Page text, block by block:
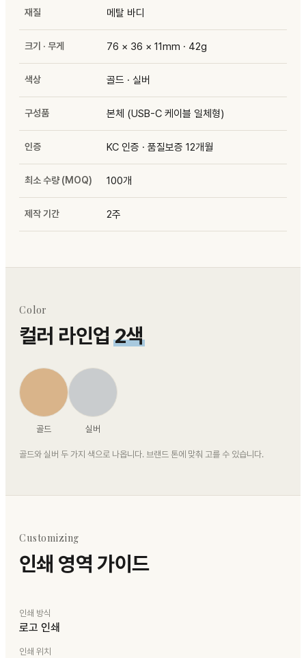
재질 메탈 바디
크기 · 무게 76 × 36 × 11mm · 42g
색상 골드 · 실버
구성품 본체 (USB-C 케이블 일체형)
인증 KC 인증 · 품질보증 12개월
최소 수량 (MOQ) 100개
제작 기간 2주
Color
컬러 라인업2색
골드 실버
골드와 실버 두 가지 색으로 나옵니다. 브랜드 톤에 맞춰 고를 수 있습니다.
Customizing
인쇄 영역 가이드
인쇄 방식
로고 인쇄
인쇄 위치